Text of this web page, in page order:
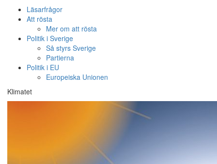
Läsarfrågor
Att rösta
Mer om att rösta
Politik i Sverige
Så styrs Sverige
Partierna
Politik i EU
Europeiska Unionen
Klimatet